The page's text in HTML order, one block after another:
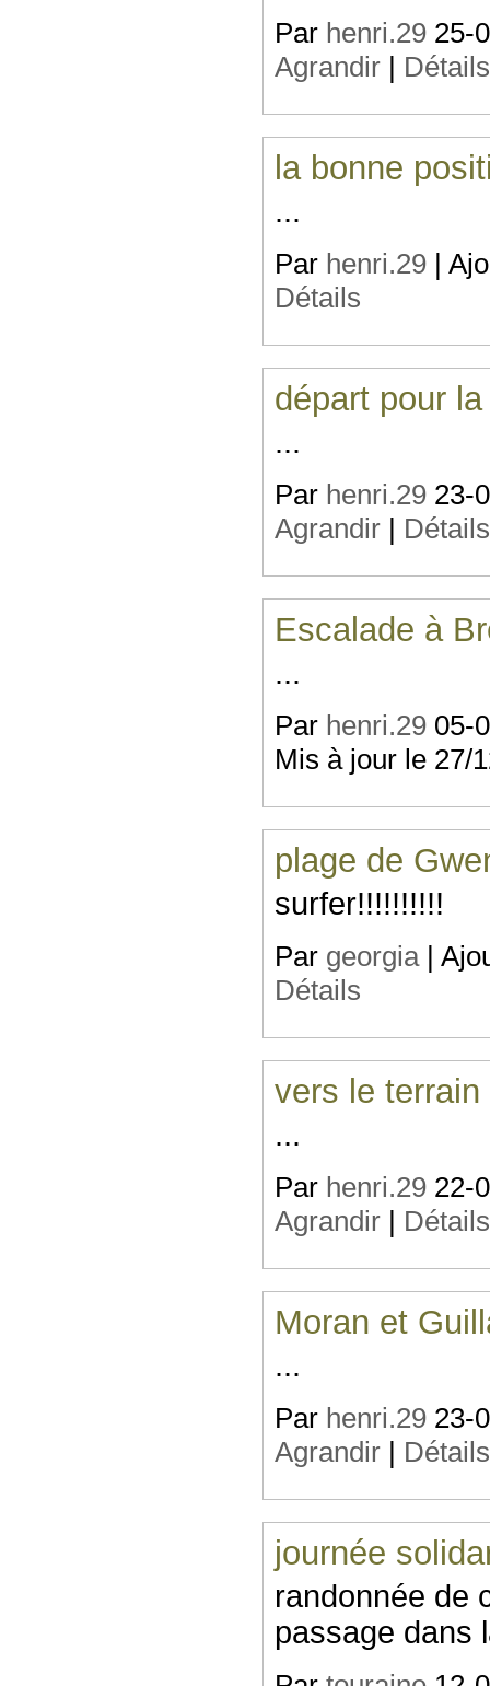
Par henri.29 25-
Agrandir | Détails
la bonne
...
Par henri.29 |
Détails
départ pour
...
Par henri.29 23-
Agrandir | Détails
Escalade à
...
Par henri.29 05-
Mis à jour le 27/
plage de
surfer!!!!!!!!!!
Par georgia|
Détails
vers le
...
Par henri.29 22-
Agrandir | Détails
Moran et
...
Par henri.29 23-
Agrandir | Détails
journée
randonnée de
passage dans